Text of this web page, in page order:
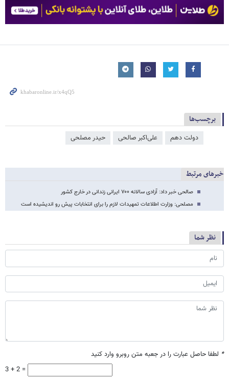
برچسب‌ها
دولت دهم علی‌اکبر صالحی حیدر مصلحی
خبرهای مرتبط
صالحی خبر داد: آزادی سالانه ۷۰۰ ایرانی زندانی در خارج کشور
مصلحی: وزارت اطلاعات تمهیدات لازم را برای انتخابات پیش رو اندیشیده است
نظر شما
* لطفا حاصل عبارت را در جعبه متن روبرو وارد کنید
3 + 2 =